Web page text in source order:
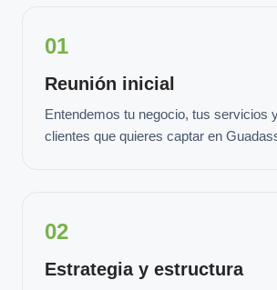
01
Reunión inicial
Entendemos tu negocio, tus servicios
clientes que quieres captar en
02
Estrategia y estructura